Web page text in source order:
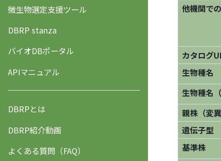
微生物選定支援ツール
DBRP stanza
バイオDBポータル
APIマニュアル
DBRPとは
DBRP紹介動画
よくある質問（FAQ）
他機関で
カタログ
生物種名
生物種名
親株（変
遺伝子型
基準株